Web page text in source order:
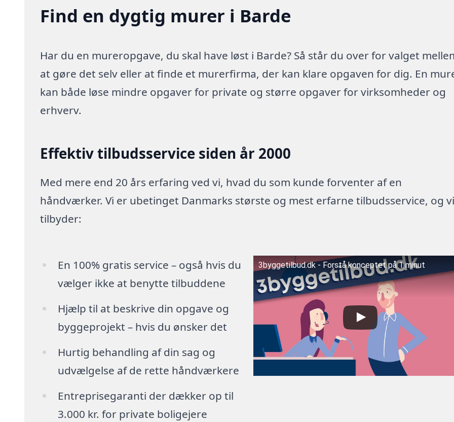
Find en dygtig murer i Barde
Har du en mureropgave, du skal have løst i Barde? Så står du over for valget
at gøre det selv eller at finde et murerfirma, der kan klare opgaven for dig. En
kan både løse mindre opgaver for private og større opgaver for virksomheder og
erhverv.
Effektiv tilbudsservice siden år 2000
Med mere end 20 års erfaring ved vi, hvad du som kunde forventer af en
håndværker. Vi er ubetinget Danmarks største og mest erfarne tilbudsservice, og
tilbyder:
En 100% gratis service – også hvis du
vælger ikke at benytte tilbuddene
Hjælp til at beskrive din opgave og
byggeprojekt – hvis du ønsker det
Hurtig behandling af din sag og
udvælgelse af de rette håndværkere
Entreprisegaranti der dækker op til
3.000 kr. for private boligejere
3byggetilbud.dk - Forstå konceptet på 1 minut